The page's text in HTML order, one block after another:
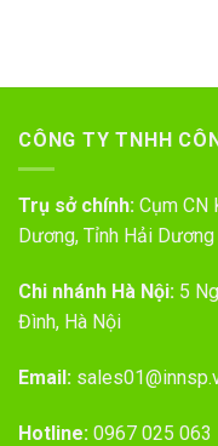
CÔNG TY TNHH
Trụ sở chính: Cụm CN
Dương, Tỉnh Hải Dương
Chi nhánh Hà Nội: 5
Đình, Hà Nội
Email:
Hotline: 0967 025 063